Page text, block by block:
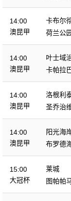
14:00
澳昆甲
卡布尔
荷兰公
14:00
澳昆甲
叶士域
卡帕拉
14:00
澳昆甲
洛根利
圣乔治
14:00
澳昆甲
阳光海
布罗德
15:00
大冠杯
莱城
图帕帕